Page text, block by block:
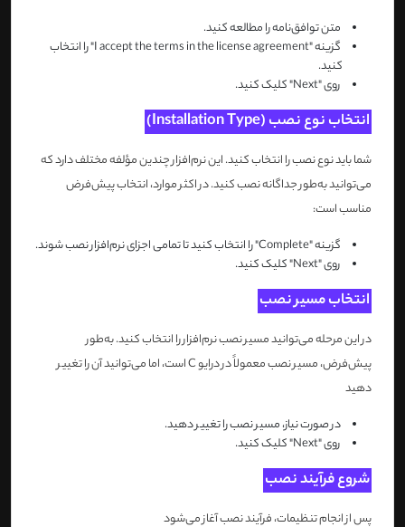
متن توافق‌نامه را مطالعه کنید.
گزینه "I accept the terms in the license agreement" را انتخاب
کنید.
روی "Next" کلیک کنید.
انتخاب نوع نصب (Installation Type)
شما باید نوع نصب را انتخاب کنید. این نرم‌افزار چندین مؤلفه مختلف دارد که
می‌توانید به‌طور جداگانه نصب کنید. در اکثر موارد، انتخاب پیش‌فرض
مناسب است:
گزینه "Complete" را انتخاب کنید تا تمامی اجزای نرم‌افزار نصب شوند.
روی "Next" کلیک کنید.
انتخاب مسیر نصب
در این مرحله می‌توانید مسیر نصب نرم‌افزار را انتخاب کنید. به‌طور
پیش‌فرض، مسیر نصب معمولاً در درایو C است، اما می‌توانید آن را تغییر
دهید
در صورت نیاز، مسیر نصب را تغییر دهید.
روی "Next" کلیک کنید.
شروع فرآیند نصب
پس از انجام تنظیمات، فرآیند نصب آغاز می‌شود